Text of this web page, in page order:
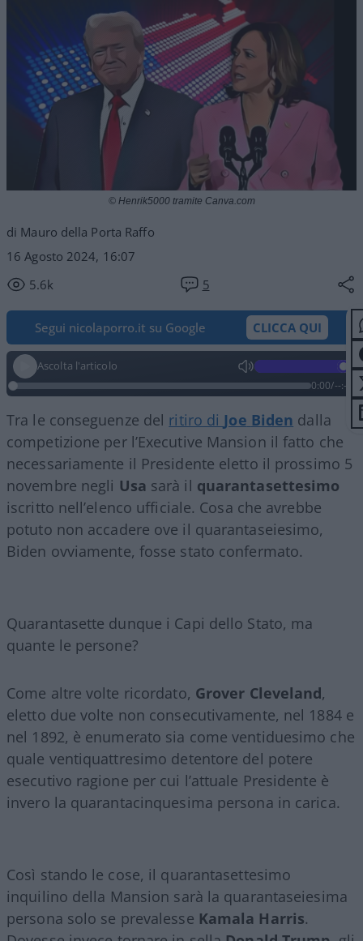
di Mauro della Porta Raffo
16 Agosto 2024, 16:07
5.6k
5
© Henrik5000 tramite Canva.com
Segui nicolaporro.it su Google CLICCA QUI
Ascolta l'articolo
0:00/--:--
Tra le conseguenze del ritiro di Joe Biden dalla
competizione per l’Executive Mansion il fatto che
necessariamente il Presidente eletto il prossimo 5
novembre negli Usa sarà il quarantasettesimo
iscritto nell’elenco ufficiale. Cosa che avrebbe
potuto non accadere ove il quarantaseiesimo,
Biden ovviamente, fosse stato confermato.
Quarantasette dunque i Capi dello Stato, ma
quante le persone?
Come altre volte ricordato, Grover Cleveland,
eletto due volte non consecutivamente, nel 1884 e
nel 1892, è enumerato sia come ventiduesimo che
quale ventiquattresimo detentore del potere
esecutivo ragione per cui l’attuale Presidente è
invero la quarantacinquesima persona in carica.
Così stando le cose, il quarantasettesimo
inquilino della Mansion sarà la quarantaseiesima
persona solo se prevalesse Kamala Harris.